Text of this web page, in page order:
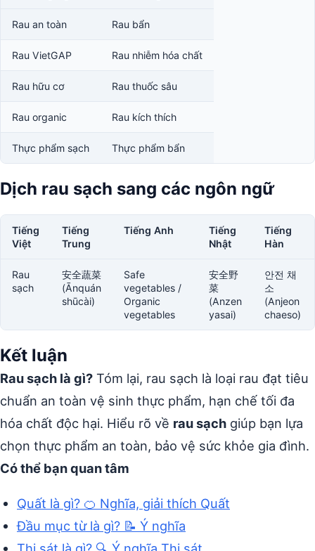
Rau an toàn Rau bẩn
Rau VietGAP Rau nhiễm hóa chất
Rau hữu cơ Rau thuốc sâu
Rau organic Rau kích thích
Thực phẩm sạch Thực phẩm bẩn
Dịch rau sạch sang các ngôn ngữ
Tiếng
Việt
Tiếng
Trung
Tiếng Anh
Tiếng
Nhật
Tiếng
Hàn
Rau
sạch
安全蔬菜
(Ānquán
shūcài)
Safe
vegetables /
Organic
vegetables
安全野
菜
(Anzen
yasai)
안전 채
소
(Anjeon
chaeso)
Kết luận
Rau sạch là gì? Tóm lại, rau sạch là loại rau đạt tiêu
chuẩn an toàn vệ sinh thực phẩm, hạn chế tối đa
hóa chất độc hại. Hiểu rõ về rau sạch giúp bạn lựa
chọn thực phẩm an toàn, bảo vệ sức khỏe gia đình.
Có thể bạn quan tâm
Quất là gì? 🍊 Nghĩa, giải thích Quất
Đầu mục từ là gì? 📝 Ý nghĩa